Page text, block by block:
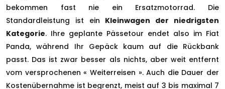
bekommen fast nie ein Ersatzmotorrad. Die
Standardleistung ist ein Kleinwagen der niedrigsten
Kategorie. Ihre geplante Pässetour endet also im Fiat
Panda, während Ihr Gepäck kaum auf die Rückbank
passt. Das ist zwar besser als nichts, aber weit entfernt
vom versprochenen « Weiterreisen ». Auch die Dauer der
Kostenübernahme ist begrenzt, meist auf 3 bis maximal 7